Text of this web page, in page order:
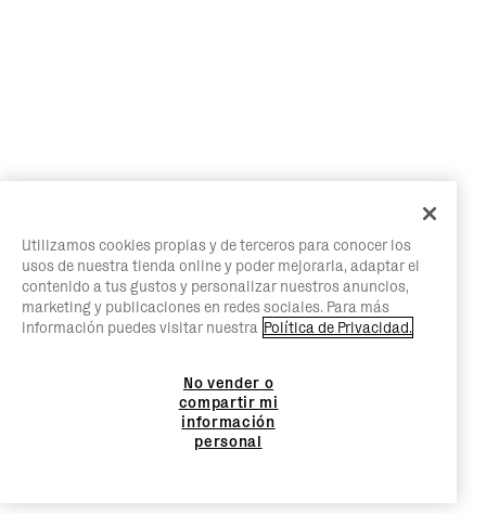
Utilizamos cookies propias y de terceros para conocer los
usos de nuestra tienda online y poder mejorarla, adaptar el
contenido a tus gustos y personalizar nuestros anuncios,
marketing y publicaciones en redes sociales. Para más
información puedes visitar nuestra Política de Privacidad.
No vender o
compartir mi
información
personal